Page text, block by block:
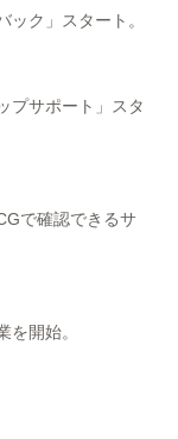
ク」スタート。
プサポート」スタ
で確認できるサ
開始。